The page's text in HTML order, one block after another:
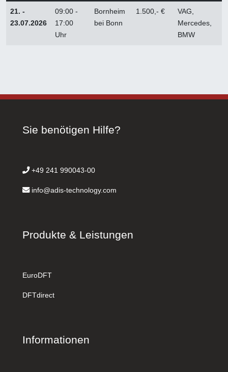
21. -
23.07.2026
09:00 -
17:00
Uhr
Bornheim
bei Bonn
1.500,- €
VAG,
Mercedes,
BMW
Sie benötigen Hilfe?
+49 241 990043-00
info@adis-technology.com
Produkte & Leistungen
EuroDFT
DFTdirect
Informationen